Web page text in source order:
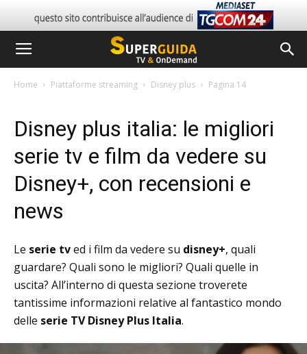
Home Piattaforme streaming Disney plus Pagina 14
Disney plus italia: le migliori
serie tv e film da vedere su
Disney+, con recensioni e
news
Le serie tved i film da vedere su disney+, quali
guardare? Quali sono le migliori? Quali quelle in
uscita? All’interno di questa sezione troverete
tantissime informazioni relative al fantastico mondo
delle serie TV Disney Plus Italia.